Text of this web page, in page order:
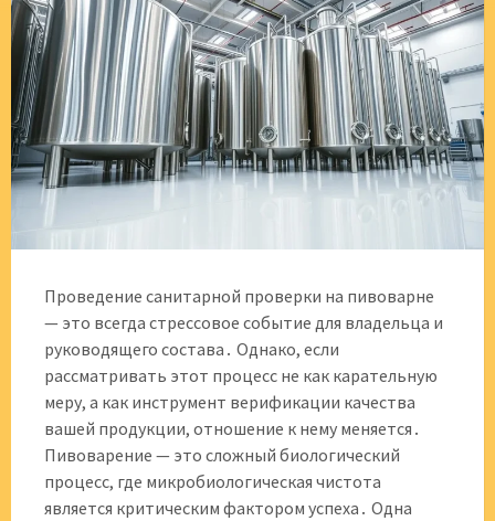
Проведение санитарной проверки на пивоварне
— это всегда стрессовое событие для владельца и
руководящего состава․ Однако, если
рассматривать этот процесс не как карательную
меру, а как инструмент верификации качества
вашей продукции, отношение к нему меняется․
Пивоварение — это сложный биологический
процесс, где микробиологическая чистота
является критическим фактором успеха․ Одна